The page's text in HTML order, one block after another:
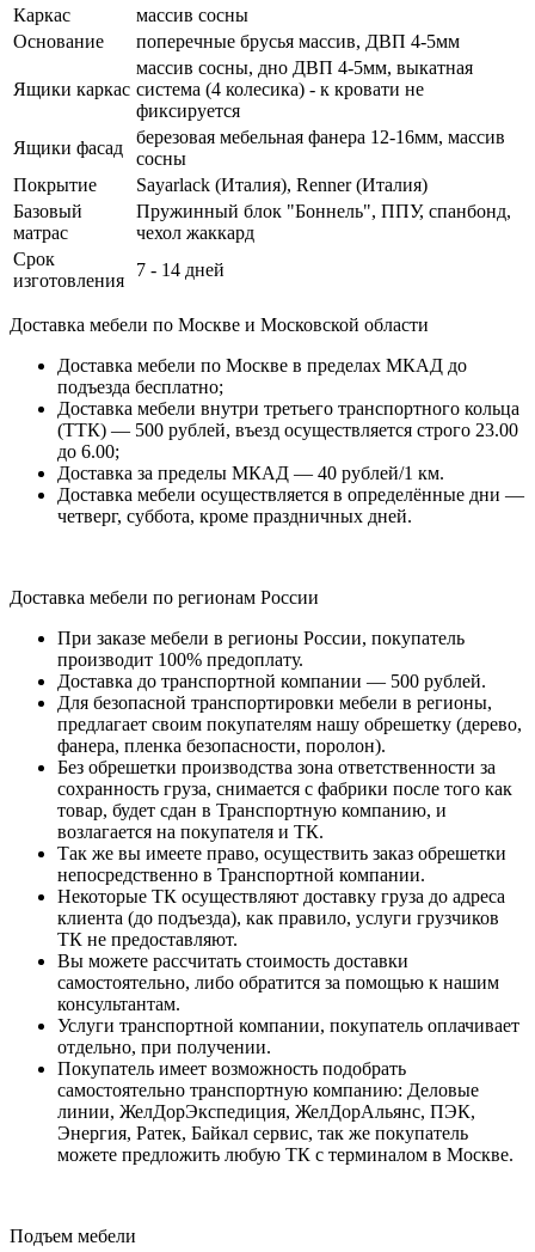
Каркас
массив сосны
Основание
поперечные брусья массив, ДВП 4-5мм
Ящики каркас
массив сосны, дно ДВП 4-5мм, выкатная
система (4 колесика) - к кровати не
фиксируется
Ящики фасад
березовая мебельная фанера 12-16мм, массив
сосны
Покрытие
Sayarlack (Италия), Renner (Италия)
Базовый
матрас
Пружинный блок "Боннель", ППУ, спанбонд,
чехол жаккард
Срок
изготовления
7 - 14 дней
Доставка мебели по Москве и Московской области
Доставка мебели по Москве в пределах МКАД до
подъезда бесплатно;
Доставка мебели внутри третьего транспортного кольца
(ТТК) — 500 рублей, въезд осуществляется строго 23.00
до 6.00;
Доставка за пределы МКАД — 40 рублей/1 км.
Доставка мебели осуществляется в определённые дни —
четверг, суббота, кроме праздничных дней.
Доставка мебели по регионам России
При заказе мебели в регионы России, покупатель
производит 100% предоплату.
Доставка до транспортной компании — 500 рублей.
Для безопасной транспортировки мебели в регионы,
предлагает своим покупателям нашу обрешетку (дерево,
фанера, пленка безопасности, поролон).
Без обрешетки производства зона ответственности за
сохранность груза, снимается с фабрики после того как
товар, будет сдан в Транспортную компанию, и
возлагается на покупателя и ТК.
Так же вы имеете право, осуществить заказ обрешетки
непосредственно в Транспортной компании.
Некоторые ТК осуществляют доставку груза до адреса
клиента (до подъезда), как правило, услуги грузчиков
ТК не предоставляют.
Вы можете рассчитать стоимость доставки
самостоятельно, либо обратится за помощью к нашим
консультантам.
Услуги транспортной компании, покупатель оплачивает
отдельно, при получении.
Покупатель имеет возможность подобрать
самостоятельно транспортную компанию: Деловые
линии, ЖелДорЭкспедиция, ЖелДорАльянс, ПЭК,
Энергия, Ратек, Байкал сервис, так же покупатель
можете предложить любую ТК с терминалом в Москве.
Подъем мебели